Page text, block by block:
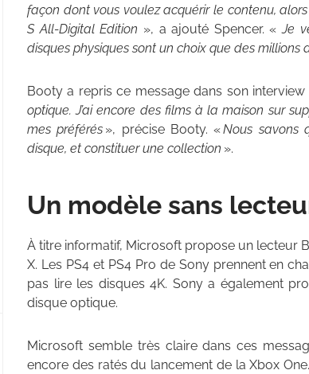
façon dont vous voulez acquérir le contenu,
S All-Digital Edition », a ajouté Spencer. «Je
disques physiques sont un choix que des millions
Booty a repris ce message dans son
optique. J’ai encore des films à la maison sur
mes préférés », précise Booty. «Nous savons
disque, et constituer une collection ».
Un modèle sans
À titre informatif, Microsoft propose un lecteur
X. Les PS4 et PS4 Pro de Sony prennent en
pas lire les disques 4K. Sony a également
disque optique.
Microsoft semble très claire dans ces
encore des ratés du lancement de la Xbox